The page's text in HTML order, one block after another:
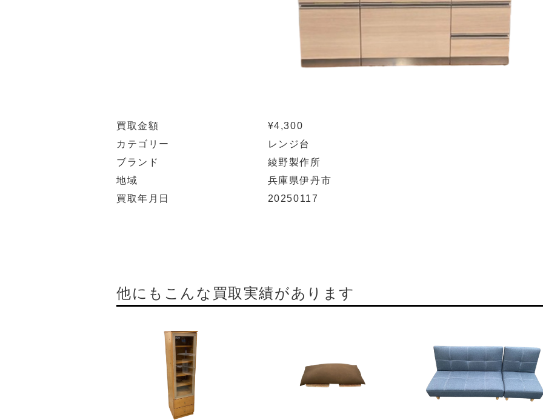
買取金額
¥4,300
カテゴリー
レンジ台
ブランド
綾野製作所
地域
兵庫県伊丹市
買取年月日
20250117
他にもこんな買取実績があります